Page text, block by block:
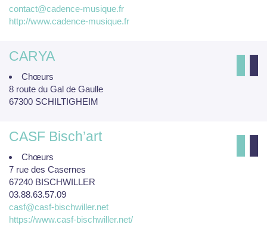
contact@cadence-musique.fr
http://www.cadence-musique.fr
CARYA
Chœurs
8 route du Gal de Gaulle
67300 SCHILTIGHEIM
CASF Bisch’art
Chœurs
7 rue des Casernes
67240 BISCHWILLER
03.88.63.57.09
casf@casf-bischwiller.net
https://www.casf-bischwiller.net/